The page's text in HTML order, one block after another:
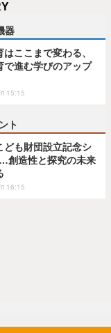
器
はここまで変わる、
で進む学びのアップ
15:15
ト
ども財団設立記念シ
創造性と探究の未来
16:15